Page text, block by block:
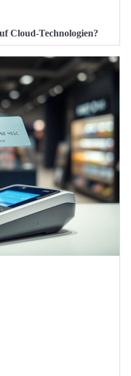
Cloud-Technologien?